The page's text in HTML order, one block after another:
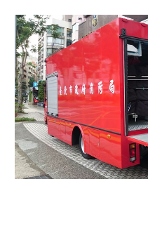
統
計
資
料
影
音
專
區